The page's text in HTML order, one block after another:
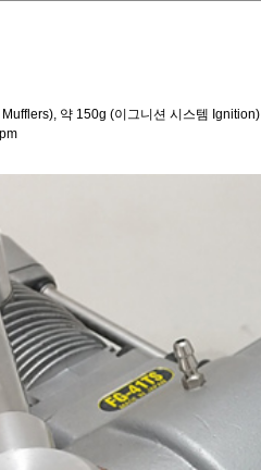
약 150g (이그니션 시스템 Ignition)